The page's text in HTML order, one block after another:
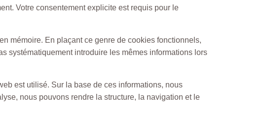
Votre consentement explicite est requis pour le
mémoire. En plaçant ce genre de cookies fonctionnels,
systématiquement introduire les mêmes informations lors
est utilisé. Sur la base de ces informations, nous
nous pouvons rendre la structure, la navigation et le